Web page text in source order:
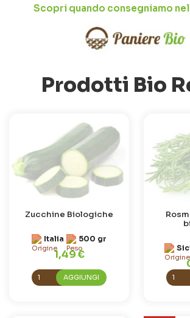
Scopri quando consegniamo
Prodotti Bio
Zucchine Biologiche
Italia 500 gr
1,49 €
AGGIUNGI